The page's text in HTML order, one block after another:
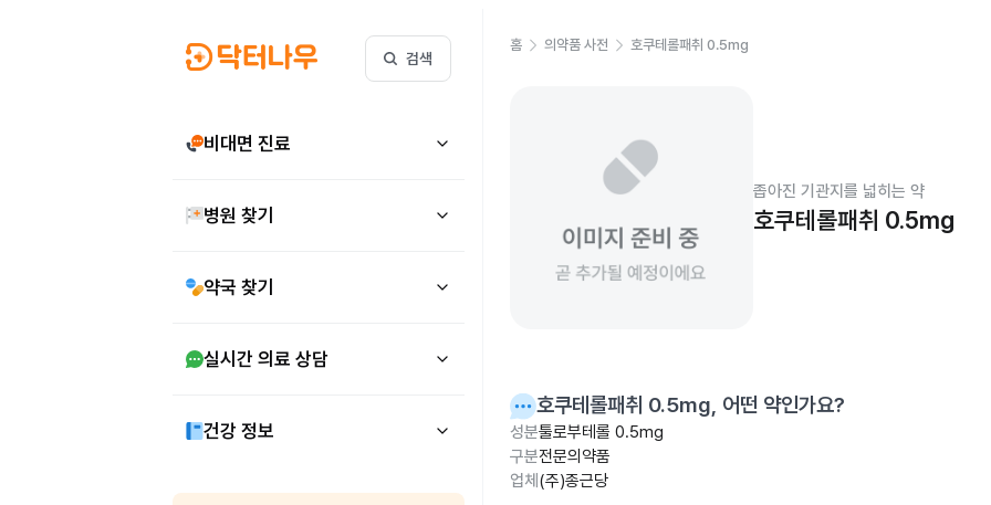
검색
비대면 진료
병원 찾기
약국 찾기
실시간 의료 상담
건강 정보
홈 의약품 사전 호쿠테롤패취 0.5mg
좁아진 기관지를 넓히는 약
호쿠테롤패취 0.5mg
호쿠테롤패취 0.5mg, 어떤 약인가요?
성분툴로부테롤 0.5mg
구분전문의약품
업체 (주)종근당